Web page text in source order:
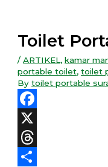
Toilet
/ARTIKEL,kamar
portable toilet,toilet
Bytoilet portable
Facebook
X
Threads